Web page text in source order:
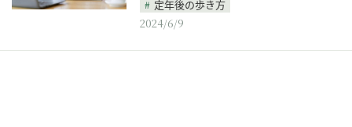
定年後の歩き方
2024/6/9